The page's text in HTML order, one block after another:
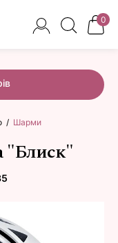
0
/ Шарми
"Блиск"